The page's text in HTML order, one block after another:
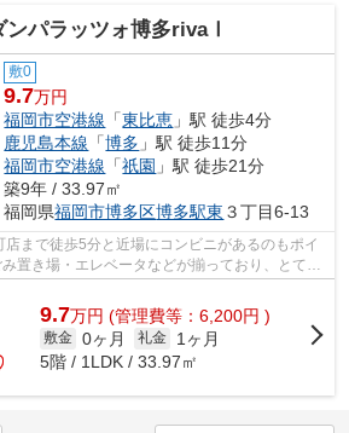
ンパラッツォ博多rivaⅠ
敷0
9.7万円
福岡市空港線 「東比恵 」駅 徒歩4分
鹿児島本線 「博多 」駅 徒歩11分
福岡市空港線 「祇園 」駅 徒歩21分
築9年 / 33.97㎡
福岡県福岡市博多区博多駅東 ３丁目6-13
まで徒歩5分と近場にコンビニがあるのもポイ
置き場・エレベータなどが揃っており、とても
3分以内な...
9.7万円 (管理費等：6,200円 )
敷金 0ヶ月 礼金
1ヶ月
5階 / 1LDK / 33.97㎡